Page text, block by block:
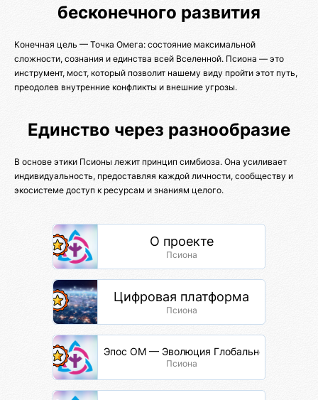
бесконечного развития
Конечная цель — Точка Омега: состояние максимальной
сложности, сознания и единства всей Вселенной. Псиона — это
инструмент, мост, который позволит нашему виду пройти этот путь,
преодолев внутренние конфликты и внешние угрозы.
Единство через разнообразие
В основе этики Псионы лежит принцип симбиоза. Она усиливает
индивидуальность, предоставляя каждой личности, сообществу и
экосистеме доступ к ресурсам и знаниям целого.
О проекте
Псиона
Цифровая платформа
Псиона
Эпос ОМ — Эволюция Глобальной Сети
Псиона